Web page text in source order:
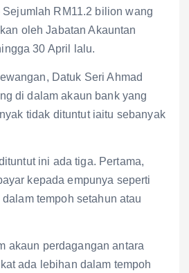
RM11.2 bilion wang
oleh Jabatan Akauntan
30 April lalu.
Datuk Seri Ahmad
di dalam akaun bank yang
tidak dituntut iaitu sebanyak
ini ada tiga. Pertama,
kepada empunya seperti
tempoh setahun atau
akaun perdagangan antara
ada lebihan dalam tempoh